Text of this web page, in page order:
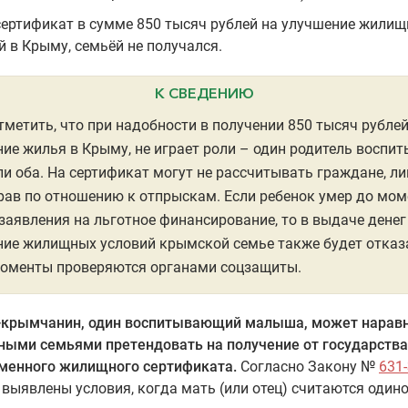
в сумме 850 тысяч рублей на улучшение
в Крыму, семьёй не получался.
К СВЕДЕНИЮ
что при надобности в получении 850 тысяч
жилья в Крыму, не играет роли – один родитель
оба. На сертификат могут не рассчитывать граждане,
по отношению к отпрыскам. Если ребенок умер до
на льготное финансирование, то в выдаче
жилищных условий крымской семье также будет
проверяются органами соцзащиты.
крымчанин, один воспитывающий малыша, может
семьями претендовать на получение от государства
жилищного сертификата. Согласно Закону №
выявлены условия, когда мать (или отец) считаются